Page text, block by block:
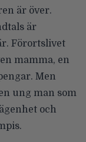
är över.
är
Förortslivet
mamma, en
Men
ung man som
och